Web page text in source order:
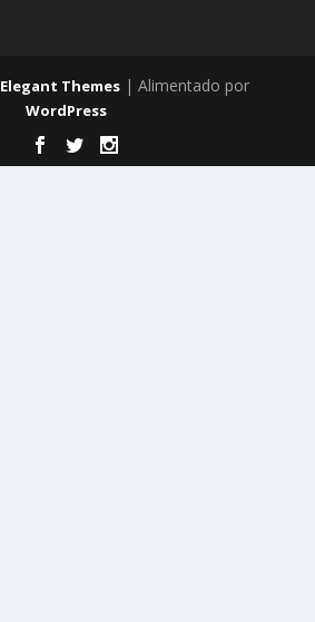
Elegant Themes| Alimentado por
WordPress